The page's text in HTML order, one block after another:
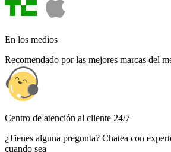
En los medios
Recomendado por las mejores marcas del
Centro de atención al cliente 24/7
¿Tienes alguna pregunta? Chatea con
cuando sea